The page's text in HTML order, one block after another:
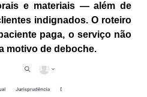
e materiais — além de
indignados. O roteiro
paga, o serviço não
motivo de deboche.